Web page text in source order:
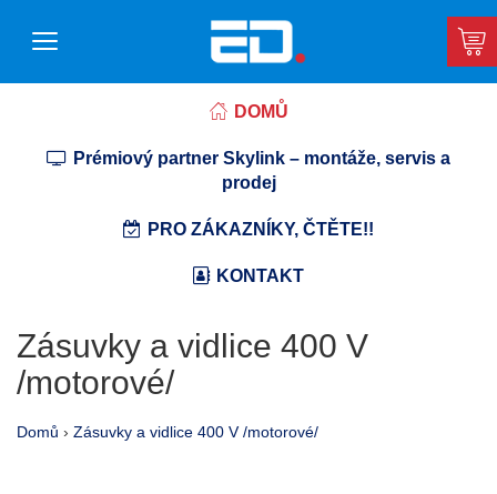
DOMŮ
Prémiový partner Skylink – montáže, servis a
prodej
PRO ZÁKAZNÍKY, ČTĚTE!!
KONTAKT
Zásuvky a vidlice 400 V
/motorové/
Domů › Zásuvky a vidlice 400 V /motorové/